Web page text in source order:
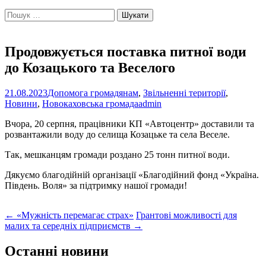
Пошук:
Продовжується поставка питної води
до Козацького та Веселого
21.08.2023Допомога громадянам, Звільненні території,
Новини, Новокаховська громадаadmin
Вчора, 20 серпня, працівники КП «Автоцентр» доставили та
розвантажили воду до селища Козацьке та села Веселе.
Так, мешканцям громади роздано 25 тонн питної води.
Дякуємо благодійній організації «Благодійний фонд «Україна.
Південь. Воля» за підтримку нашої громади!
Post
navigation
← «Мужність перемагає страх» Грантові можливості для
малих та середніх підприємств →
Останні новини